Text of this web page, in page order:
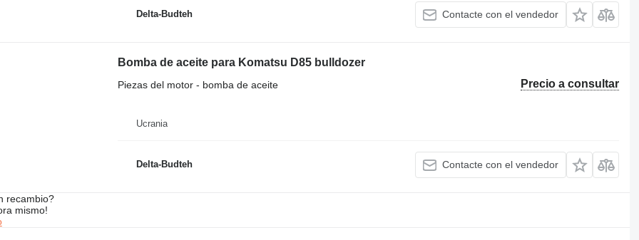
Delta-Budteh Contacte con el vendedor
Bomba de aceite para Komatsu D85 bulldozer
Precio a consultar
Piezas del motor - bomba de aceite
Ucrania
Delta-Budteh Contacte con el vendedor
recambio?
mismo!